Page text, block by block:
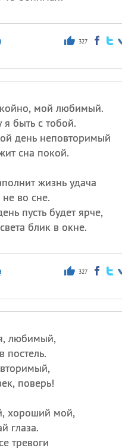
327
мой любимый.
я быть с тобой.
день неповторимый
сна покой.
жизнь удача
не во сне.
пусть будет ярче,
блик в окне.
327
любимый,
постель.
поверь!
хороший мой,
глаза.
тревоги